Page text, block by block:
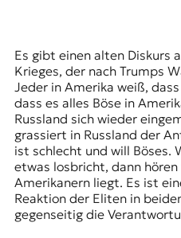
Es gibt einen alten Diskurs
Krieges, der nach Trumps
Jeder in Amerika weiß,
dass es alles Böse in
Russland sich wieder
grassiert in Russland der
ist schlecht und will Böses.
etwas losbricht, dann
Amerikanern liegt. Es ist
Reaktion der Eliten in
gegenseitig die